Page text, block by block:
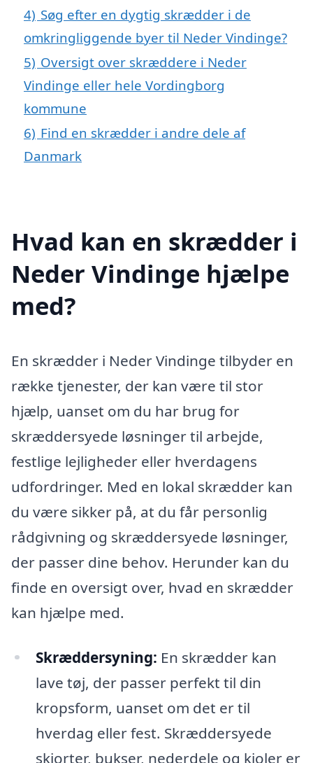
4) Søg efter en dygtig skrædder i de
omkringliggende byer til Neder Vindinge?
5) Oversigt over skræddere i Neder
Vindinge eller hele Vordingborg
kommune
6) Find en skrædder i andre dele af
Danmark
Hvad kan en skrædder i
Neder Vindinge hjælpe
med?
En skrædder i Neder Vindinge tilbyder en
række tjenester, der kan være til stor
hjælp, uanset om du har brug for
skræddersyede løsninger til arbejde,
festlige lejligheder eller hverdagens
udfordringer. Med en lokal skrædder kan
du være sikker på, at du får personlig
rådgivning og skræddersyede løsninger,
der passer dine behov. Herunder kan du
finde en oversigt over, hvad en skrædder
kan hjælpe med.
Skræddersyning: En skrædder kan
lave tøj, der passer perfekt til din
kropsform, uanset om det er til
hverdag eller fest. Skræddersyede
skjorter, bukser, nederdele og kjoler er